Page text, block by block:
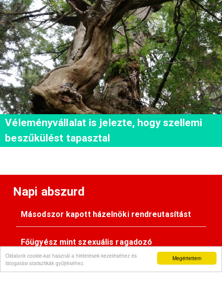
Megértettem
Oldalunk cookie-kat használ a hirdetések kezeléséhez és
látogatási statisztikák gyűjtéséhez.
Véleményvállalat is jelezte, hogy szellemi
beszűkülést tapasztal
Napi abszurd
Másodszor kapott házelnöki rendreutasítást
Főügyész mint szexuális ragadozó
Pimasz önkényúr